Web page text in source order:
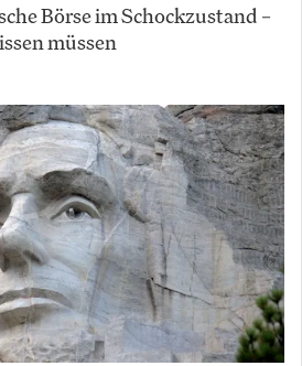
Börse im Schockzustand –
müssen